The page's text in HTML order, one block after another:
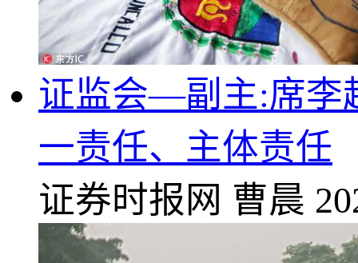
证监会—副主:席李
一责任、主体责任
证券时报网 曹晨